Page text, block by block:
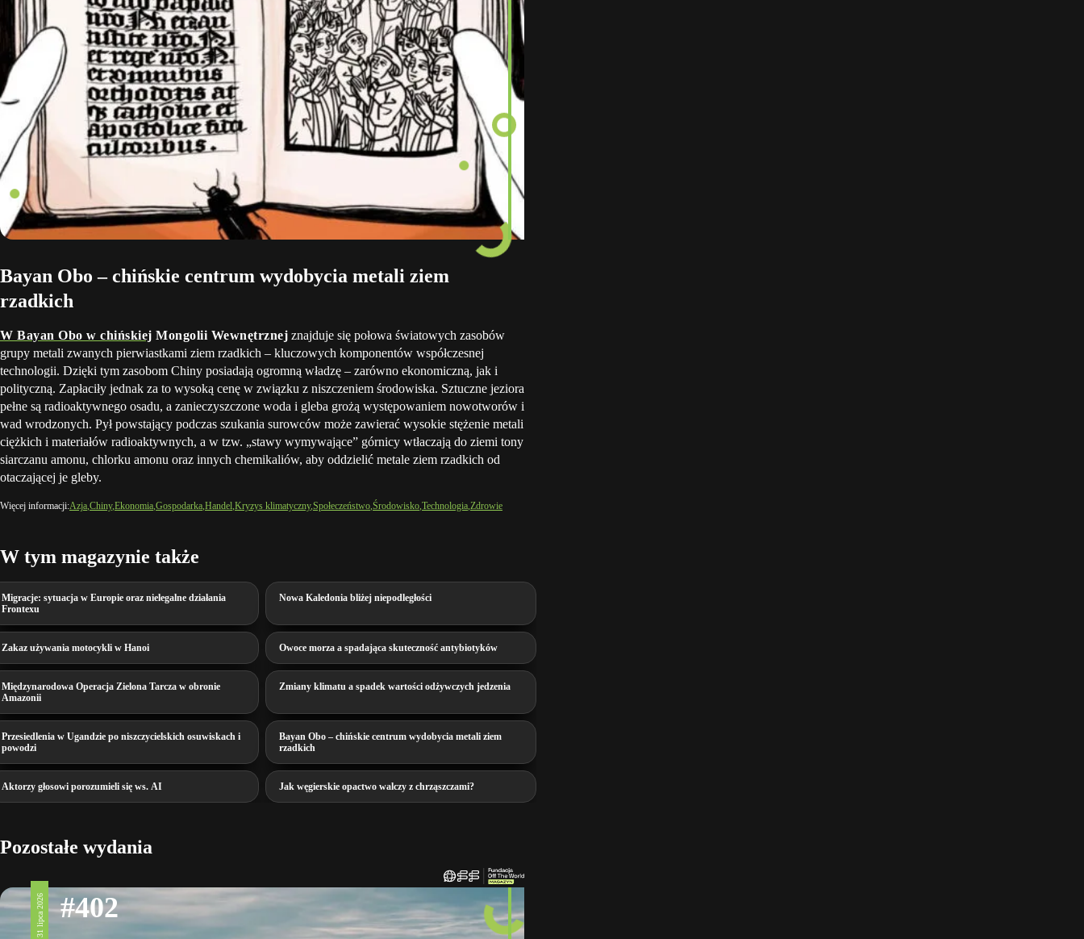
Bayan Obo – chińskie centrum wydobycia metali ziem
rzadkich
W Bayan Obo w chińskiej Mongolii Wewnętrznej znajduje się połowa światowych zasobów
grupy metali zwanych pierwiastkami ziem rzadkich – kluczowych komponentów współczesnej
technologii. Dzięki tym zasobom Chiny posiadają ogromną władzę – zarówno ekonomiczną, jak i
polityczną. Zapłaciły jednak za to wysoką cenę w związku z niszczeniem środowiska. Sztuczne jeziora
pełne są radioaktywnego osadu, a zanieczyszczone woda i gleba grożą występowaniem nowotworów i
wad wrodzonych. Pył powstający podczas szukania surowców może zawierać wysokie stężenie metali
ciężkich i materiałów radioaktywnych, a w tzw. „stawy wymywające” górnicy wtłaczają do ziemi tony
siarczanu amonu, chlorku amonu oraz innych chemikaliów, aby oddzielić metale ziem rzadkich od
otaczającej je gleby.
Więcej informacji:Azja Chiny Ekonomia Gospodarka Handel Kryzys klimatyczny Społeczeństwo Środowisko Technologia Zdrowie
W tym magazynie także
Migracje: sytuacja w Europie oraz nielegalne działania
Frontexu
Nowa Kaledonia bliżej niepodległości
Zakaz używania motocykli w Hanoi Owoce morza a spadająca skuteczność antybiotyków
Międzynarodowa Operacja Zielona Tarcza w obronie
Amazonii
Zmiany klimatu a spadek wartości odżywczych jedzenia
Przesiedlenia w Ugandzie po niszczycielskich osuwiskach i
powodzi
Bayan Obo – chińskie centrum wydobycia metali ziem
rzadkich
Aktorzy głosowi porozumieli się ws. AI Jak węgierskie opactwo walczy z chrząszczami?
Pozostałe wydania
31 lipca 2026 #402